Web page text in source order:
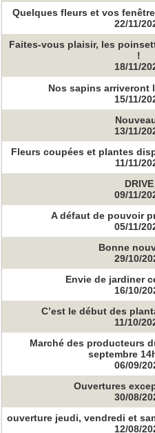
Quelques fleurs et vos
22/11/
Faites-vous plaisir, les
!
18/11/
Nos sapins arriveront
15/11/
13/11/
Fleurs coupées et plantes
11/11/
DRIVE
09/11/
A défaut de pouvoir
05/11/
Bonne
29/10/
Envie de jardiner
16/10/
C’est le début des
11/10/
Marché des producteurs
septembre
06/09/
Ouvertures
30/08/
ouverture jeudi, vendredi et
12/08/